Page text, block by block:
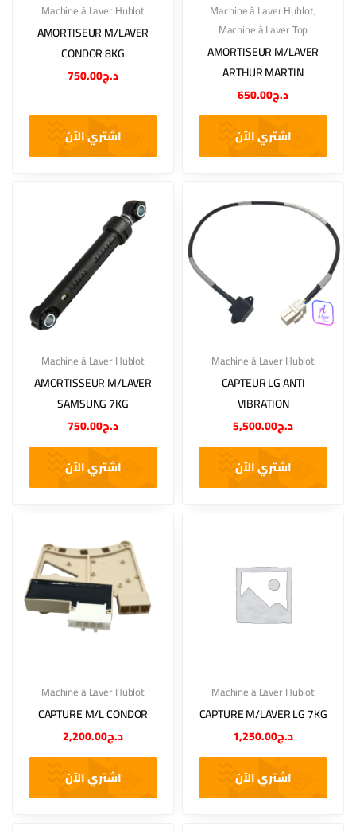
Machine à Laver Hublot
AMORTISEUR M/LAVER
CONDOR 8KG
د.ج750.00
اشتري الآن
Machine à Laver Hublot,
Machine à Laver Top
AMORTISEUR M/LAVER
ARTHUR MARTIN
د.ج650.00
اشتري الآن
Machine à Laver Hublot
AMORTISSEUR M/LAVER
SAMSUNG 7KG
د.ج750.00
اشتري الآن
Machine à Laver Hublot
CAPTEUR LG ANTI
VIBRATION
د.ج5,500.00
اشتري الآن
Machine à Laver Hublot
CAPTURE M/L CONDOR
د.ج2,200.00
اشتري الآن
Machine à Laver Hublot
CAPTURE M/LAVER LG 7KG
د.ج1,250.00
اشتري الآن